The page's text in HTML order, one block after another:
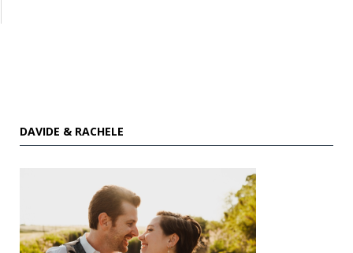
DAVIDE & RACHELE